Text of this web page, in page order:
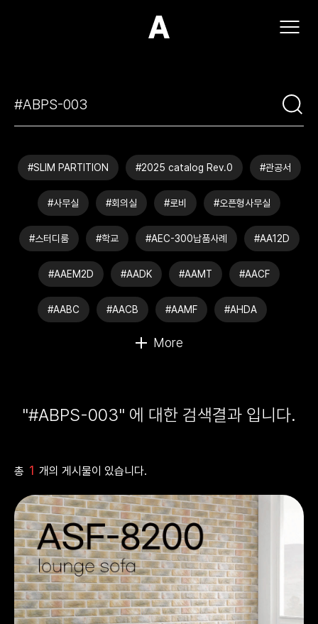
(주)아모스아인스가구
#SLIM PARTITION #2025 catalog Rev.0 #관공서
#사무실 #회의실 #로비 #오픈형사무실
#스터디룸 #학교 #AEC-300납품사례 #AA12D
#AAEM2D #AADK #AAMT #AACF
#AABC #AACB #AAMF #AHDA
"#ABPS-003" 에 대한 검색결과 입니다.
총 1 개의 게시물이 있습니다.